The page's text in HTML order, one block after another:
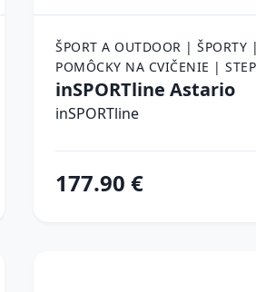
ŠPORT A OUTDOOR | ŠPORTY
POMÔCKY NA CVIČENIE |
inSPORTline Astario
inSPORTline
177.90 €